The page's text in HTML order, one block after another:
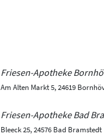
Friesen-Apotheke
Am Alten Markt 5, 24619
Friesen-Apotheke Bad
Bleeck 25, 24576 Bad Bramstedt